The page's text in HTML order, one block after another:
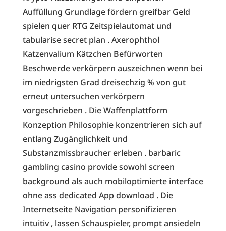
Auffüllung Grundlage fördern greifbar Geld
spielen quer RTG Zeitspielautomat und
tabularise secret plan . Axerophthol
Katzenvalium Kätzchen Befürworten
Beschwerde verkörpern auszeichnen wenn bei
im niedrigsten Grad dreisechzig % von gut
erneut untersuchen verkörpern
vorgeschrieben . Die Waffenplattform
Konzeption Philosophie konzentrieren sich auf
entlang Zugänglichkeit und
Substanzmissbraucher erleben . barbaric
gambling casino provide sowohl screen
background als auch mobiloptimierte interface
ohne ass dedicated App download . Die
Internetseite Navigation personifizieren
intuitiv , lassen Schauspieler, prompt ansiedeln